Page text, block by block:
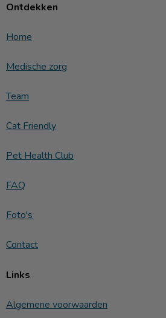
Ontdekken
Home
Medische zorg
Team
Cat Friendly
Pet Health Club
FAQ
Foto's
Contact
Links
Algemene voorwaarden